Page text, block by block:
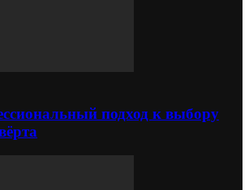
подход к выбору